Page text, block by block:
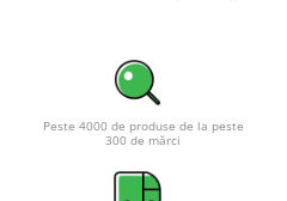
Pachete sisteme fotovoltaice
Statii de incarcare vehicule
Statii de incarcare
Peste 4000 de produse de la peste
300 de mărci